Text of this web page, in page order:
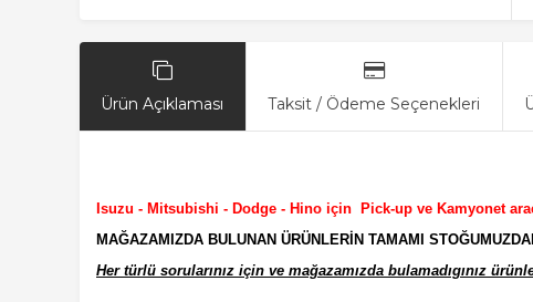
Ürün Açıklaması Taksit / Ödeme Seçenekleri
Isuzu - Mitsubishi - Dodge - Hino için Pick-up ve Kamyonet
MAĞAZAMIZDA BULUNAN ÜRÜNLERİN TAMAMI
Her türlü sorularınız için ve mağazamızda bulamadıgınız